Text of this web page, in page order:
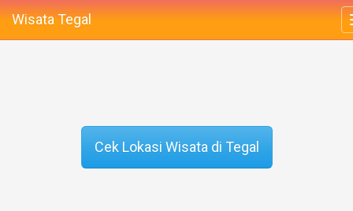
Wisata Tegal